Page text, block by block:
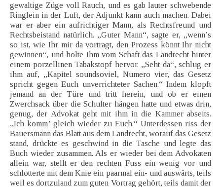
gewaltige Züge voll Rauch, und es gab lauter schwebende
Ringlein in der Luft, der Adjunkt kann auch machen. Dabei
war er aber ein aufrichtiger Mann, als Rechtsfreund und
Rechtsbeistand natürlich. „Guter Mann“, sagte er, „wenn’s
so ist, wie Ihr mir da vortragt, den Prozess könnt Ihr nicht
gewinnen“, und holte ihm vom Schaft das Landrecht hinter
einem porzellinen Tabakstopf hervor. „Seht da“, schlug er
ihm auf, „Kapitel soundsoviel, Numero vier, das Gesetz
spricht gegen Euch unverrichteter Sachen.“ Indem klopft
jemand an der Türe und tritt herein, und ob er einen
Zwerchsack über die Schulter hängen hatte und etwas drin,
genug, der Advokat geht mit ihm in die Kammer abseits.
„Ich komm’ gleich wieder zu Euch.“ Unterdessen riss der
Bauersmann das Blatt aus dem Landrecht, worauf das Gesetz
stand, drückte es geschwind in die Tasche und legte das
Buch wieder zusammen. Als er wieder bei dem Advokaten
allein war, stellt er den rechten Fuss ein wenig vor und
schlotterte mit dem Knie ein paarmal ein- und auswärts, teils
weil es dortzuland zum guten Vortrag gehört, teils damit der